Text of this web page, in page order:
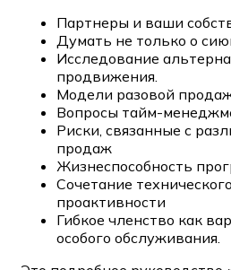
Партнеры и ваши
Думать не только о
Исследование
продвижения.
Модели разовой
Вопросы тайм-
Риски, связанные с
продаж
Жизнеспособность
Сочетание
проактивности
Гибкое членство как
особого обслуживания.